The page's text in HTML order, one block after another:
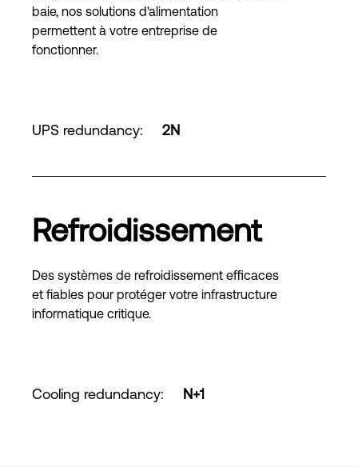
baie, nos solutions d'alimentation
permettent à votre entreprise de
fonctionner.
UPS redundancy: 2N
Refroidissement
Des systèmes de refroidissement efficaces
et fiables pour protéger votre infrastructure
informatique critique.
Cooling redundancy: N+1